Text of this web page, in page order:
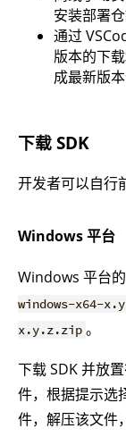
安装部署仓
通过
版本的下
成最新版
下载 SDK
开发者可以自行
Windows 平台
Windows 平台的
windows-x64-
x.y.z.zip 。
下载 SDK 并放
件，根据提示选
件，解压该文件